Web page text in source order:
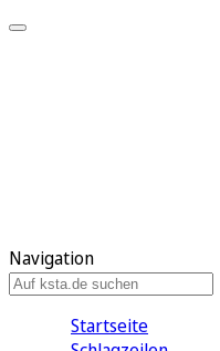
Navigation
Startseite